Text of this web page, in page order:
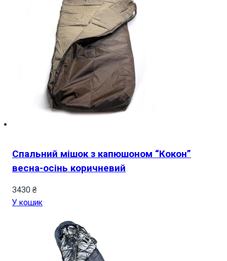
Спальний мішок з капюшоном “Кокон”
весна-осінь коричневий
3430 ₴
У кошик